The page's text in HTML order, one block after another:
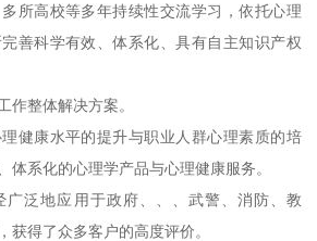
所高校等多年持续性交流学习，依托心理
善科学有效、体系化、具有自主知识产权
作整体解决方案。
健康水平的提升与职业人群心理素质的培
体系化的心理学产品与心理健康服务。
广泛地应用于政府、、、武警、消防、教
获得了众多客户的高度评价。